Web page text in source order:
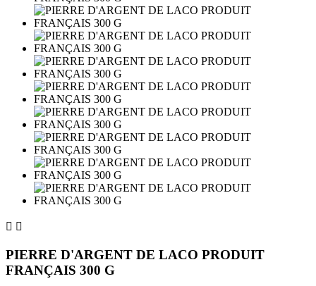
 
PIERRE D'ARGENT DE LACO PRODUIT
FRANÇAIS 300 G